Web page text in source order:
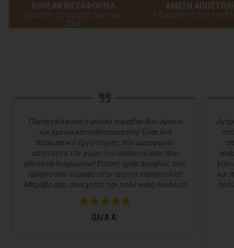
ΔΩΡΕΑΝ ΜΕΤΑΦΟΡΙΚΑ
για όλες τις αγορές άνω των
200€
ΑΜΕΣΗ
3-8 μέρες σε όλη την
Παρήγγειλα ένα 6-φυλλο παραβάν δύο όψεων
και έμεινα κατενθουσιασμένη! Είναι ένα
πραγματικό έργο τέχνης που ομορφαίνει
απίστευτα τον χώρο του σαλονιού μου, που
ήθελα να διαχωρίσω! Επίσης ήρθε ακριβώς στις
ημέρες που έγραφε στην αρχική παραγγελία!!
Μπράβο σας, συνεχίστε την πολύ καλή δουλειά!!
ΟΛΓΑ Α.
και